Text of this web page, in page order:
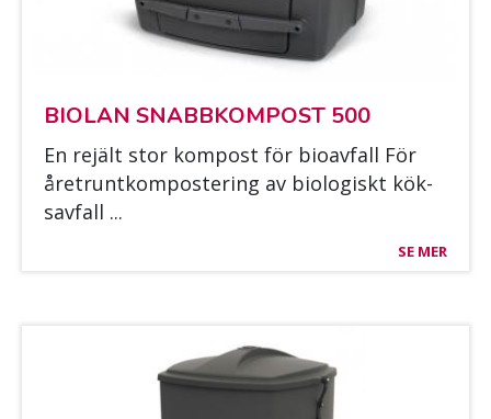
BIO­LAN SNABB­KOM­POST 500
En re­jält stor kom­post för bio­av­fall För
året­runt­kom­pos­te­ring av bio­lo­giskt kök­
sav­fall ...
SE MER